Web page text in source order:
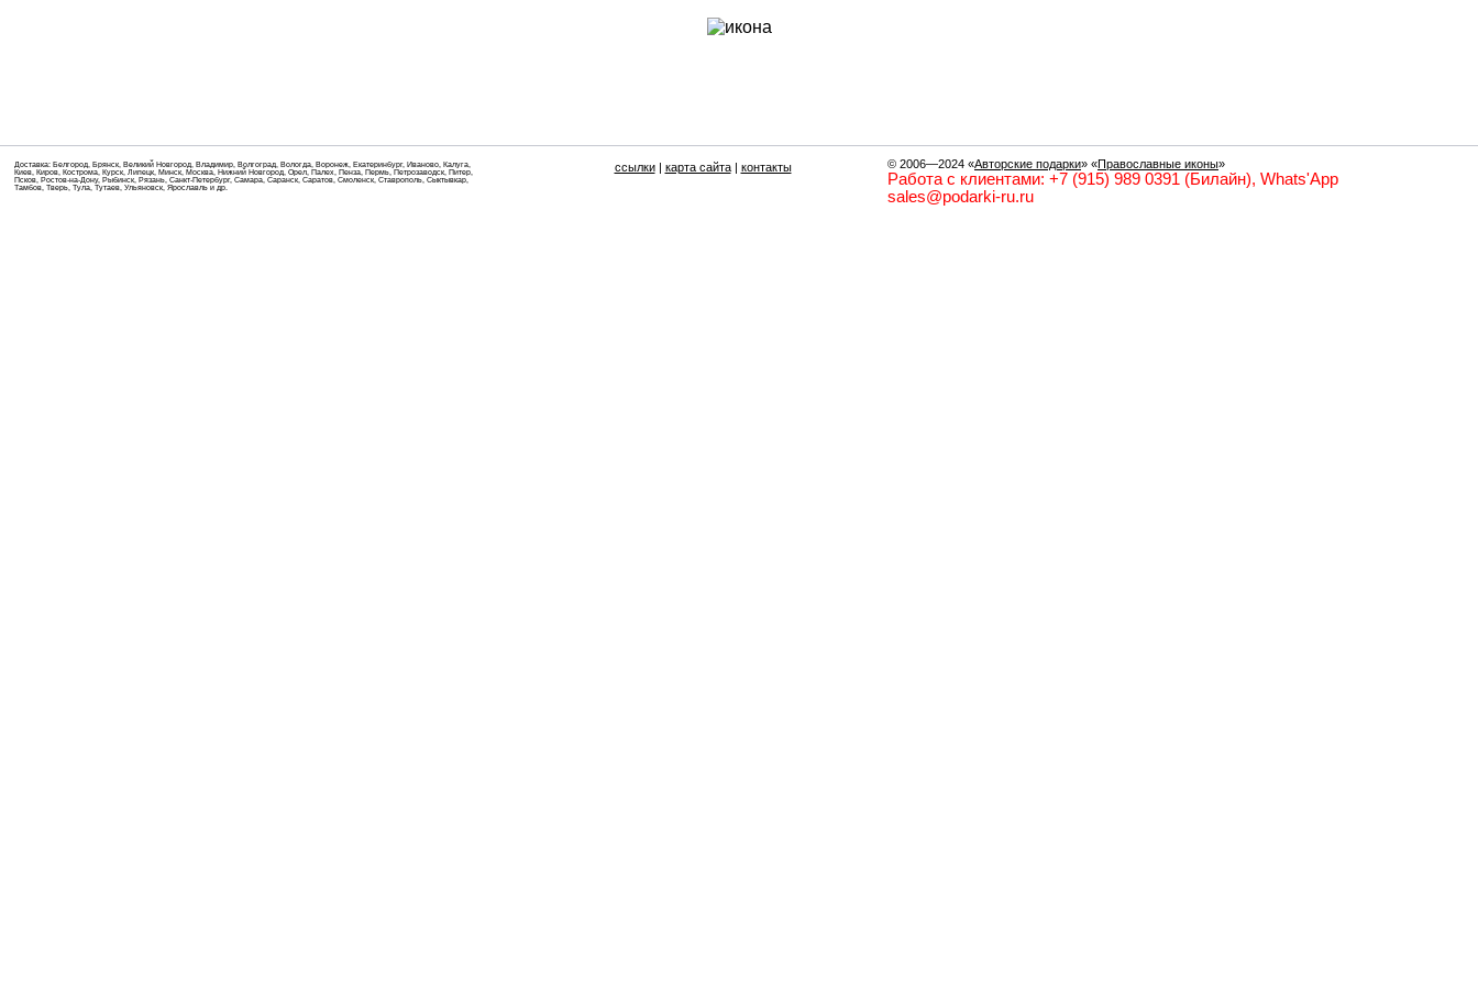
Доставка: Белгород, Брянск, Великий Новгород, Владимир, Волгоград, Вологда, Воронеж, Екатеринбург, Иваново, Калуга,
Киев, Киров, Кострома, Курск, Липецк, Минск, Москва, Нижний Новгород, Орел, Палех, Пенза, Пермь, Петрозаводск, Питер,
Псков, Ростов-на-Дону, Рыбинск, Рязань, Санкт-Петербург, Самара, Саранск, Саратов, Смоленск, Ставрополь, Сыктывкар,
Тамбов, Тверь, Тула, Тутаев, Ульяновск, Ярославль и др.
ссылки| карта сайта| контакты © 2006—2024 «Авторские подарки» «Православные иконы»
Работа с клиентами: +7 (915) 989 0391 (Билайн), Whats'App
sales@podarki-ru.ru